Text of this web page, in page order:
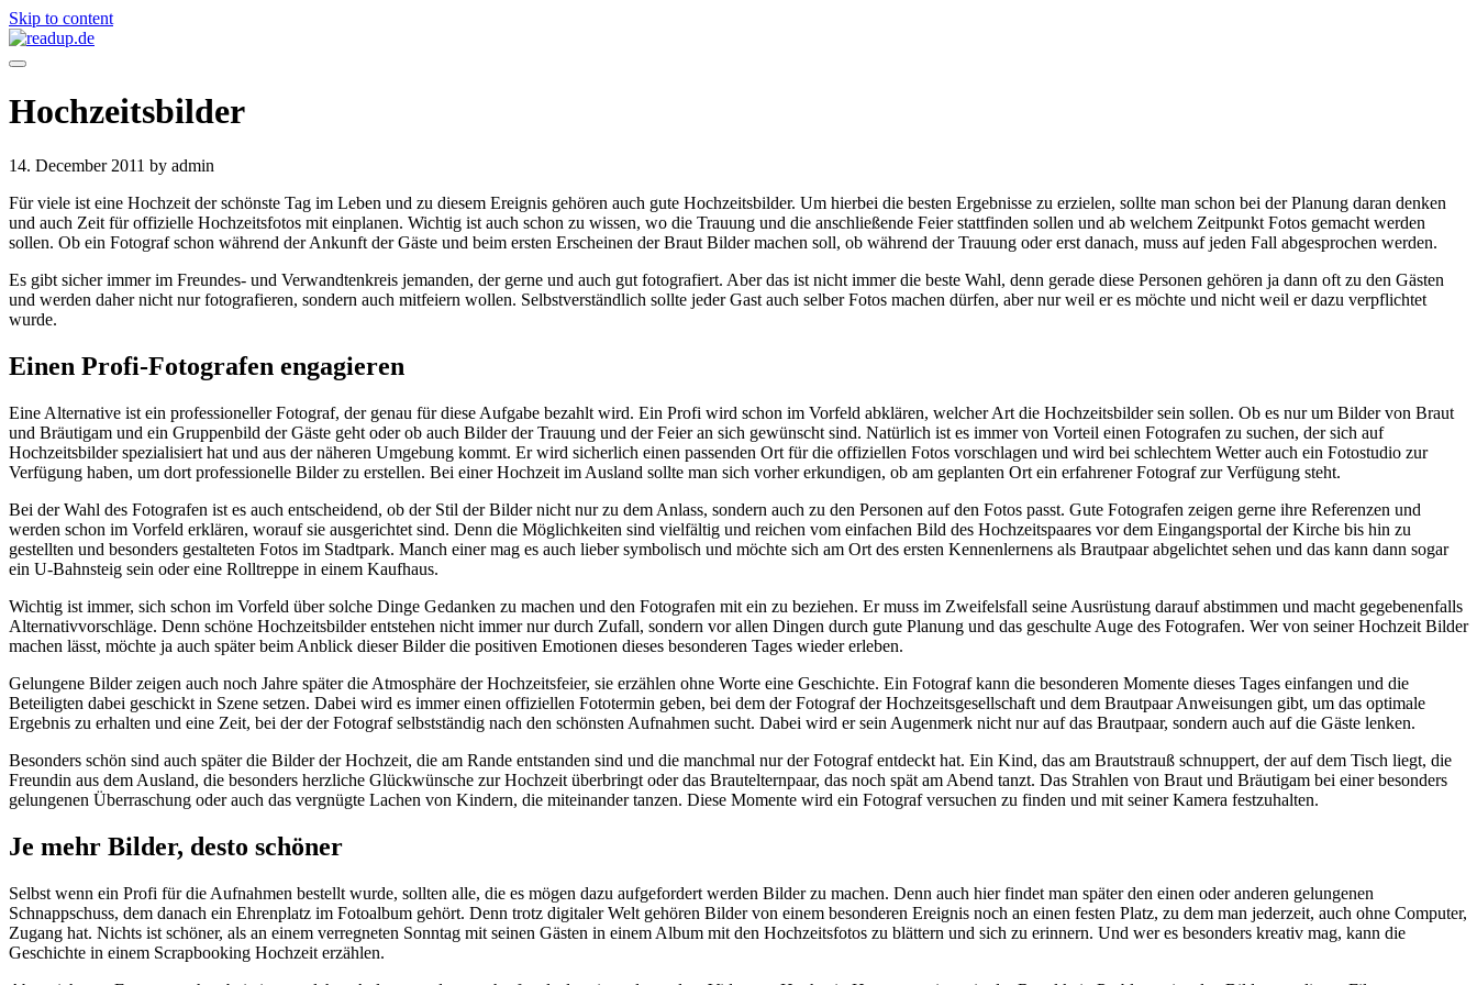
Skip to content
Hochzeitsbilder
14. December 2011 by admin
Für viele ist eine Hochzeit der schönste Tag im Leben und zu diesem Ereignis gehören auch gute Hochzeitsbilder. Um hierbei die besten Ergebnisse zu erzielen, sollte man schon bei der Planung daran denken
und auch Zeit für offizielle Hochzeitsfotos mit einplanen. Wichtig ist auch schon zu wissen, wo die Trauung und die anschließende Feier stattfinden sollen und ab welchem Zeitpunkt Fotos gemacht werden
sollen. Ob ein Fotograf schon während der Ankunft der Gäste und beim ersten Erscheinen der Braut Bilder machen soll, ob während der Trauung oder erst danach, muss auf jeden Fall abgesprochen werden.
Es gibt sicher immer im Freundes- und Verwandtenkreis jemanden, der gerne und auch gut fotografiert. Aber das ist nicht immer die beste Wahl, denn gerade diese Personen gehören ja dann oft zu den Gästen
und werden daher nicht nur fotografieren, sondern auch mitfeiern wollen. Selbstverständlich sollte jeder Gast auch selber Fotos machen dürfen, aber nur weil er es möchte und nicht weil er dazu verpflichtet
wurde.
Einen Profi-Fotografen engagieren
Eine Alternative ist ein professioneller Fotograf, der genau für diese Aufgabe bezahlt wird. Ein Profi wird schon im Vorfeld abklären, welcher Art die Hochzeitsbilder sein sollen. Ob es nur um Bilder von Braut
und Bräutigam und ein Gruppenbild der Gäste geht oder ob auch Bilder der Trauung und der Feier an sich gewünscht sind. Natürlich ist es immer von Vorteil einen Fotografen zu suchen, der sich auf
Hochzeitsbilder spezialisiert hat und aus der näheren Umgebung kommt. Er wird sicherlich einen passenden Ort für die offiziellen Fotos vorschlagen und wird bei schlechtem Wetter auch ein Fotostudio zur
Verfügung haben, um dort professionelle Bilder zu erstellen. Bei einer Hochzeit im Ausland sollte man sich vorher erkundigen, ob am geplanten Ort ein erfahrener Fotograf zur Verfügung steht.
Bei der Wahl des Fotografen ist es auch entscheidend, ob der Stil der Bilder nicht nur zu dem Anlass, sondern auch zu den Personen auf den Fotos passt. Gute Fotografen zeigen gerne ihre Referenzen und
werden schon im Vorfeld erklären, worauf sie ausgerichtet sind. Denn die Möglichkeiten sind vielfältig und reichen vom einfachen Bild des Hochzeitspaares vor dem Eingangsportal der Kirche bis hin zu
gestellten und besonders gestalteten Fotos im Stadtpark. Manch einer mag es auch lieber symbolisch und möchte sich am Ort des ersten Kennenlernens als Brautpaar abgelichtet sehen und das kann dann sogar
ein U-Bahnsteig sein oder eine Rolltreppe in einem Kaufhaus.
Wichtig ist immer, sich schon im Vorfeld über solche Dinge Gedanken zu machen und den Fotografen mit ein zu beziehen. Er muss im Zweifelsfall seine Ausrüstung darauf abstimmen und macht gegebenenfalls
Alternativvorschläge. Denn schöne Hochzeitsbilder entstehen nicht immer nur durch Zufall, sondern vor allen Dingen durch gute Planung und das geschulte Auge des Fotografen. Wer von seiner Hochzeit Bilder
machen lässt, möchte ja auch später beim Anblick dieser Bilder die positiven Emotionen dieses besonderen Tages wieder erleben.
Gelungene Bilder zeigen auch noch Jahre später die Atmosphäre der Hochzeitsfeier, sie erzählen ohne Worte eine Geschichte. Ein Fotograf kann die besonderen Momente dieses Tages einfangen und die
Beteiligten dabei geschickt in Szene setzen. Dabei wird es immer einen offiziellen Fototermin geben, bei dem der Fotograf der Hochzeitsgesellschaft und dem Brautpaar Anweisungen gibt, um das optimale
Ergebnis zu erhalten und eine Zeit, bei der der Fotograf selbstständig nach den schönsten Aufnahmen sucht. Dabei wird er sein Augenmerk nicht nur auf das Brautpaar, sondern auch auf die Gäste lenken.
Besonders schön sind auch später die Bilder der Hochzeit, die am Rande entstanden sind und die manchmal nur der Fotograf entdeckt hat. Ein Kind, das am Brautstrauß schnuppert, der auf dem Tisch liegt, die
Freundin aus dem Ausland, die besonders herzliche Glückwünsche zur Hochzeit überbringt oder das Brautelternpaar, das noch spät am Abend tanzt. Das Strahlen von Braut und Bräutigam bei einer besonders
gelungenen Überraschung oder auch das vergnügte Lachen von Kindern, die miteinander tanzen. Diese Momente wird ein Fotograf versuchen zu finden und mit seiner Kamera festzuhalten.
Je mehr Bilder, desto schöner
Selbst wenn ein Profi für die Aufnahmen bestellt wurde, sollten alle, die es mögen dazu aufgefordert werden Bilder zu machen. Denn auch hier findet man später den einen oder anderen gelungenen
Schnappschuss, dem danach ein Ehrenplatz im Fotoalbum gehört. Denn trotz digitaler Welt gehören Bilder von einem besonderen Ereignis noch an einen festen Platz, zu dem man jederzeit, auch ohne Computer,
Zugang hat. Nichts ist schöner, als an einem verregneten Sonntag mit seinen Gästen in einem Album mit den Hochzeitsfotos zu blättern und sich zu erinnern. Und wer es besonders kreativ mag, kann die
Geschichte in einem Scrapbooking Hochzeit erzählen.